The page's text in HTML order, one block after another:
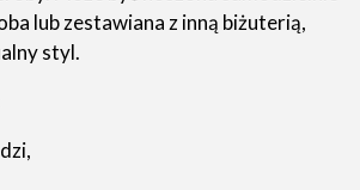
lub zestawiana z inną biżuterią,
styl.